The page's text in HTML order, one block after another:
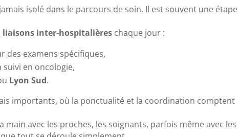
jamais isolé dans le parcours de soin. Il est souvent une étape
liaisons inter-hospitalières chaque jour :
des examens spécifiques,
suivi en oncologie,
Lyon Sud.
importants, où la ponctualité et la coordination comptent
main avec les proches, les soignants, parfois même avec les